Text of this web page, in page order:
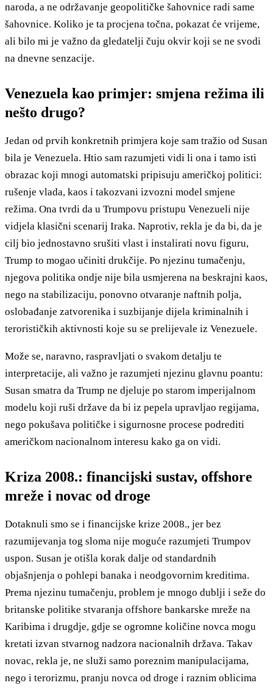
naroda, a ne održavanje geopolitičke šahovnice radi same
šahovnice. Koliko je ta procjena točna, pokazat će vrijeme,
ali bilo mi je važno da gledatelji čuju okvir koji se ne svodi
na dnevne senzacije.
Venezuela kao primjer: smjena režima ili
nešto drugo?
Jedan od prvih konkretnih primjera koje sam tražio od Susan
bila je Venezuela. Htio sam razumjeti vidi li ona i tamo isti
obrazac koji mnogi automatski pripisuju američkoj politici:
rušenje vlada, kaos i takozvani izvozni model smjene
režima. Ona tvrdi da u Trumpovu pristupu Venezueli nije
vidjela klasični scenarij Iraka. Naprotiv, rekla je da bi, da je
cilj bio jednostavno srušiti vlast i instalirati novu figuru,
Trump to mogao učiniti drukčije. Po njezinu tumačenju,
njegova politika ondje nije bila usmjerena na beskrajni kaos,
nego na stabilizaciju, ponovno otvaranje naftnih polja,
oslobađanje zatvorenika i suzbijanje dijela kriminalnih i
terorističkih aktivnosti koje su se prelijevale iz Venezuele.
Može se, naravno, raspravljati o svakom detalju te
interpretacije, ali važno je razumjeti njezinu glavnu poantu:
Susan smatra da Trump ne djeluje po starom imperijalnom
modelu koji ruši države da bi iz pepela upravljao regijama,
nego pokušava političke i sigurnosne procese podrediti
američkom nacionalnom interesu kako ga on vidi.
Kriza 2008.: financijski sustav, offshore
mreže i novac od droge
Dotaknuli smo se i financijske krize 2008., jer bez
razumijevanja tog sloma nije moguće razumjeti Trumpov
uspon. Susan je otišla korak dalje od standardnih
objašnjenja o pohlepi banaka i neodgovornim kreditima.
Prema njezinu tumačenju, problem je mnogo dublji i seže do
britanske politike stvaranja offshore bankarske mreže na
Karibima i drugdje, gdje se ogromne količine novca mogu
kretati izvan stvarnog nadzora nacionalnih država. Takav
novac, rekla je, ne služi samo poreznim manipulacijama,
nego i terorizmu, pranju novca od droge i raznim oblicima